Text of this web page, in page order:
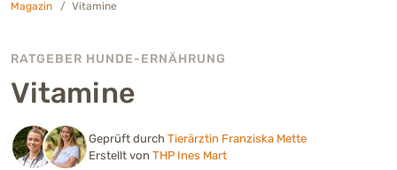
Magazin Vitamine
RATGEBER HUNDE-ERNÄHRUNG
Vitamine
Geprüft durch Tierärztin Franziska Mette
Erstellt von THP Ines Mart